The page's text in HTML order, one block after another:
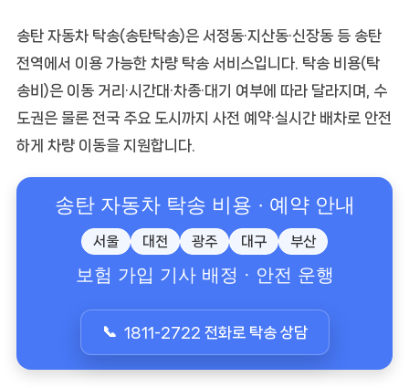
송탄 자동차 탁송(송탄탁송)은 서정동·지산동·신장동 등 송탄
전역에서 이용 가능한 차량 탁송 서비스입니다. 탁송 비용(탁
송비)은 이동 거리·시간대·차종·대기 여부에 따라 달라지며, 수
도권은 물론 전국 주요 도시까지 사전 예약·실시간 배차로 안전
하게 차량 이동을 지원합니다.
송탄 자동차 탁송 비용 · 예약 안내
서울 대전 광주 대구 부산
보험 가입 기사 배정 · 안전 운행
1811-2722 전화로 탁송 상담